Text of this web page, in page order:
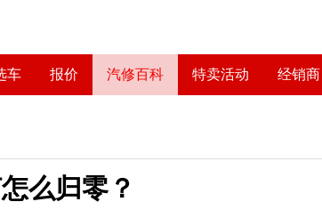
车 报价 汽修百科 特卖活动 经销商
么归零？